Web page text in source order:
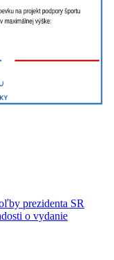
prezidenta SR
o vydanie